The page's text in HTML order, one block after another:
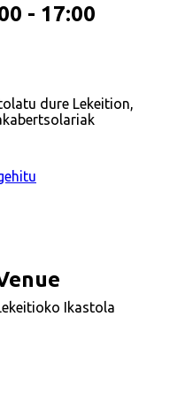
- 17:00
dure Lekeition,
Ikastola